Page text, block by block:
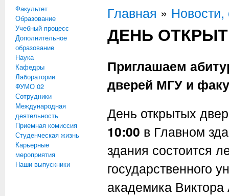
Факультет
Образование
Учебный процесс
Дополнительное
образование
Наука
Кафедры
Лаборатории
ФУМО 02
Сотрудники
Международная
деятельность
Приемная комиссия
Студенческая жизнь
Карьерные
мероприятия
Наши выпускники
Вы здесь
Главная »
ДЕНЬ
Приглашаем
дверей МГУ и
День открытых
10:00 в Главном
здания состоится
государственного
академика